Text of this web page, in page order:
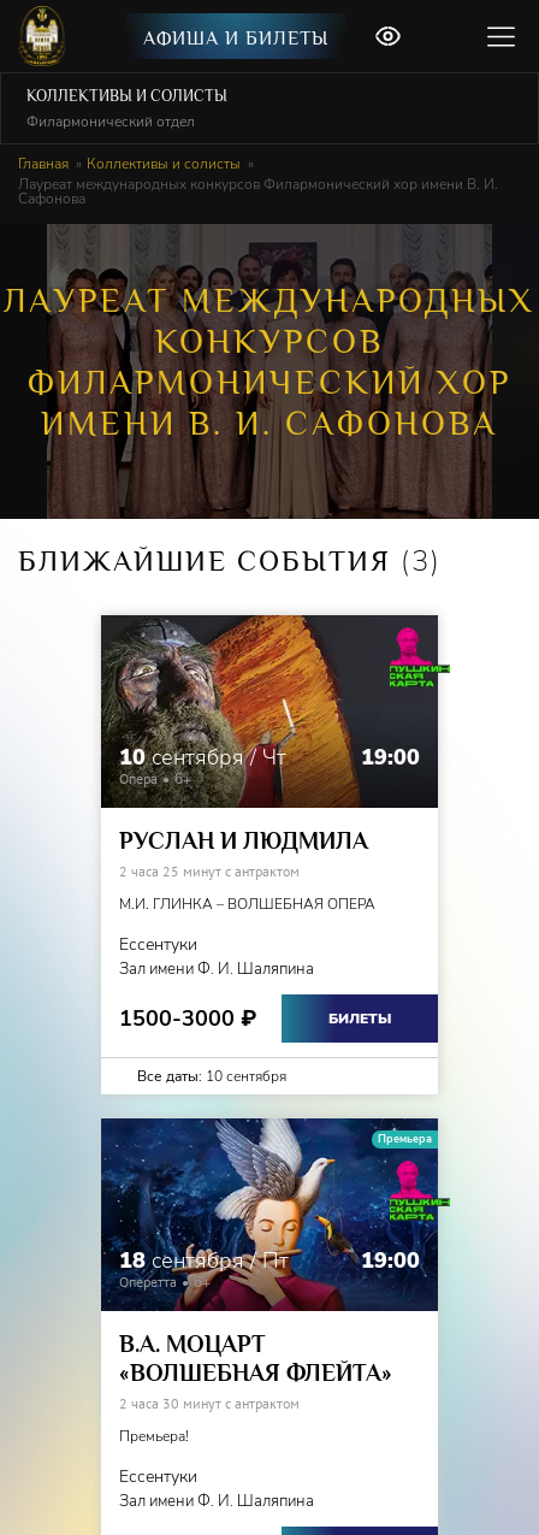
АФИША И БИЛЕТЫ
КОЛЛЕКТИВЫ И СОЛИСТЫ
Филармонический отдел
Главная
Коллективы и солисты
Лауреат международных конкурсов Филармонический хор имени В. И.
Сафонова
ЛАУРЕАТ МЕЖДУНАРОДНЫХ
КОНКУРСОВ
ФИЛАРМОНИЧЕСКИЙ ХОР
ИМЕНИ В. И. САФОНОВА
БЛИЖАЙШИЕ СОБЫТИЯ (3)
10 сентября / Чт 19:00
Опера 6+
РУСЛАН И ЛЮДМИЛА
2 часа 25 минут с антрактом
М.И. ГЛИНКА – ВОЛШЕБНАЯ ОПЕРА
Ессентуки
Зал имени Ф. И. Шаляпина
1500-3000 ₽ БИЛЕТЫ
Все даты: 10 сентября
Премьера
18 сентября / Пт 19:00
Оперетта 6+
В.А. МОЦАРТ
«ВОЛШЕБНАЯ ФЛЕЙТА»
2 часа 30 минут с антрактом
Премьера!
Ессентуки
Зал имени Ф. И. Шаляпина